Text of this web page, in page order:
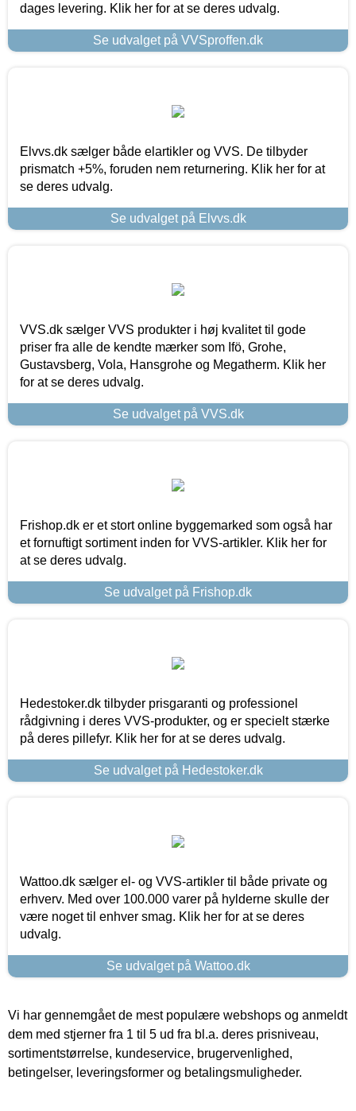
dages levering. Klik her for at se deres udvalg.
Se udvalget på VVSproffen.dk
Elvvs.dk sælger både elartikler og VVS. De tilbyder
prismatch +5%, foruden nem returnering. Klik her for at
se deres udvalg.
Se udvalget på Elvvs.dk
VVS.dk sælger VVS produkter i høj kvalitet til gode
priser fra alle de kendte mærker som Ifö, Grohe,
Gustavsberg, Vola, Hansgrohe og Megatherm. Klik her
for at se deres udvalg.
Se udvalget på VVS.dk
Frishop.dk er et stort online byggemarked som også har
et fornuftigt sortiment inden for VVS-artikler. Klik her for
at se deres udvalg.
Se udvalget på Frishop.dk
Hedestoker.dk tilbyder prisgaranti og professionel
rådgivning i deres VVS-produkter, og er specielt stærke
på deres pillefyr. Klik her for at se deres udvalg.
Se udvalget på Hedestoker.dk
Wattoo.dk sælger el- og VVS-artikler til både private og
erhverv. Med over 100.000 varer på hylderne skulle der
være noget til enhver smag. Klik her for at se deres
udvalg.
Se udvalget på Wattoo.dk
Vi har gennemgået de mest populære webshops og anmeldt
dem med stjerner fra 1 til 5 ud fra bl.a. deres prisniveau,
sortimentstørrelse, kundeservice, brugervenlighed,
betingelser, leveringsformer og betalingsmuligheder.